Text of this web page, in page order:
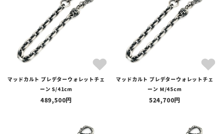
ブランド
価格
マッドカルト プレデターウォレットチェ
ーン S/41cm
489,500
マッドカルト プレデターウォレットチェ
ーン M/45cm
524,700